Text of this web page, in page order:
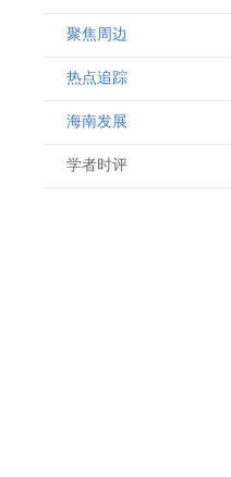
聚焦周边
热点追踪
海南发展
学者时评